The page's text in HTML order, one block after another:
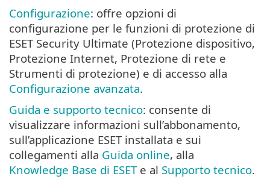
Configurazione: offre opzioni di
configurazione per le funzioni di protezione di
ESET Security Ultimate (Protezione dispositivo,
Protezione Internet, Protezione di rete e
Strumenti di protezione) e di accesso alla
Configurazione avanzata.
Guida e supporto tecnico: consente di
visualizzare informazioni sull’abbonamento,
sull’applicazione ESET installata e sui
collegamenti alla Guida online, alla
Knowledge Base di ESETe al Supporto tecnico.